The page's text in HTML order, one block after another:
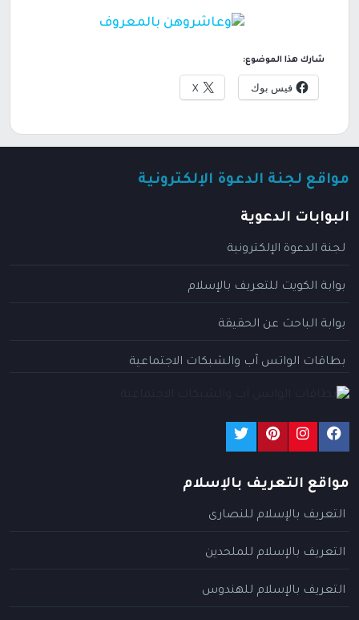
شارك هذا الموضوع:
فيس بوك X
مواقع لجنة الدعوة الإلكترونية
البوابات الدعوية
لجنة الدعوة الإلكترونية
بوابة الكويت للتعريف بالإسلام
بوابة الباحث عن الحقيقة
بطاقات الواتس آب والشبكات الاجتماعية
مواقع التعريف بالإسلام
التعريف بالإسلام للنصارى
التعريف بالإسلام للملحدين
التعريف بالإسلام للهندوس